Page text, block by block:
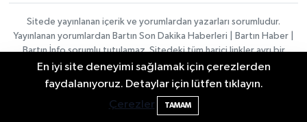
Sitede yayınlanan içerik ve yorumlardan yazarları sorumludur.
Yayınlanan yorumlardan Bartın Son Dakika Haberleri | Bartın Haber |
Bartın İnfo sorumlu tutulamaz. Sitedeki tüm harici linkler ayrı bir
sayfada açılır. Sitemizde yayınlanan haber, köşe yazıları ve
fotoğraflar izin alınmaksızın kaynak gösterilse dahi, herhangi bir
En iyi site deneyimi sağlamak için çerezlerden
faydalanıyoruz. Detaylar için lütfen tıklayın.
Çerezler
TAMAM
Bartın'da Şafak Operasyonu: 5 Gözaltı, 4
Şüpheli Aranıyor